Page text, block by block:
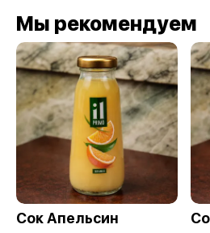
Мы рекомендуем
Сок Апельсин